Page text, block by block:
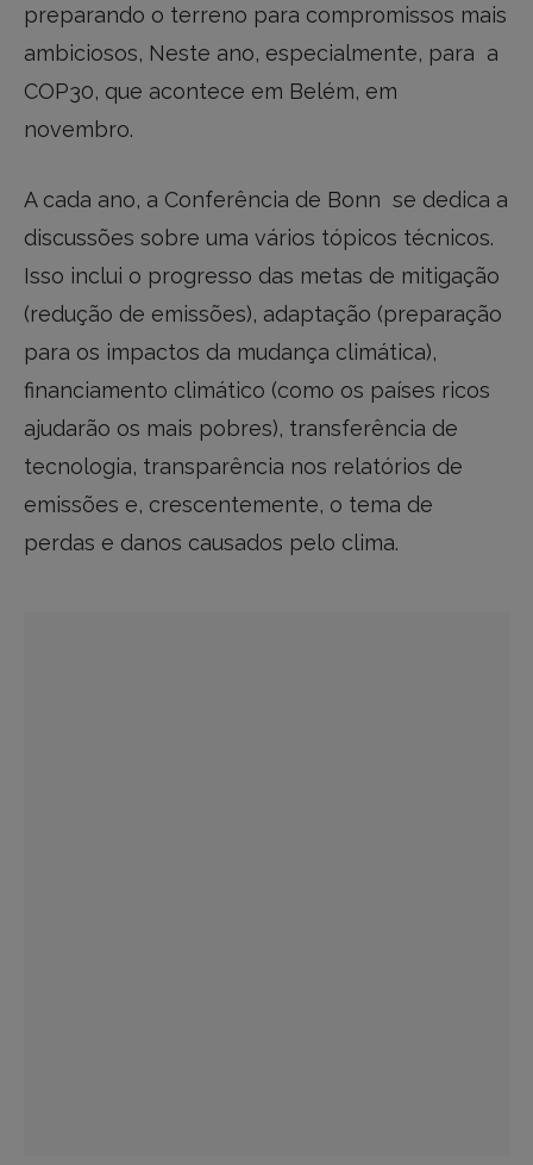
preparando o terreno para compromissos mais
ambiciosos, Neste ano, especialmente, para a
COP30, que acontece em Belém, em
novembro.
A cada ano, a Conferência de Bonn se dedica a
discussões sobre uma vários tópicos técnicos.
Isso inclui o progresso das metas de mitigação
(redução de emissões), adaptação (preparação
para os impactos da mudança climática),
financiamento climático (como os países ricos
ajudarão os mais pobres), transferência de
tecnologia, transparência nos relatórios de
emissões e, crescentemente, o tema de
perdas e danos causados pelo clima.